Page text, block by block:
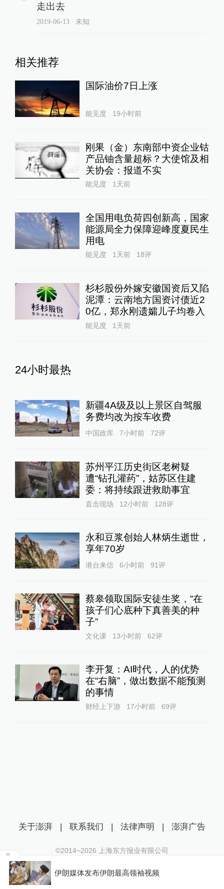
走出去
2019-06-13∙ 未知
相关推荐
国际油价7日上涨
能见度 19小时前
刚果（金）东南部中资企业钴
产品铀含量超标？大使馆及相
关协会：报道不实
能见度 1天前
全国用电负荷四创新高，国家
能源局全力保障迎峰度夏民生
用电
能见度 1天前 18评
杉杉股份外嫁安徽国资后又陷
泥潭：云南地方国资讨债近2
0亿，郑永刚遗孀儿子均卷入
能见度 1天前
24小时最热
新疆4A级及以上景区自驾服
务费均改为按车收费
中国政库 7小时前 72评
苏州平江历史街区老树疑
遭“钻孔灌药”，姑苏区住建
委：将持续跟进救助事宜
直击现场 12小时前 128评
永和豆浆创始人林炳生逝世，
享年70岁
港台来信 6小时前 91评
蔡皋领取国际安徒生奖，“在
孩子们心底种下真善美的种
子”
文化课 13小时前 62评
李开复：AI时代，人的优势
在“右脑”，做出数据不能预测
的事情
财经上下游 17小时前 69评
伊朗媒体发布伊朗最高领袖视频
关于澎湃 | 联系我们 | 法律声明 | 澎湃广告
©2014~2026 上海东方报业有限公司
沪ICP证：沪B2-20170116 | 沪ICP备14003370号
互联网新闻信息服务许可证：31120170006